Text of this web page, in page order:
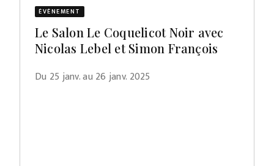
ÉVÈNEMENT
Le Salon Le Coquelicot Noir avec
Nicolas Lebel et Simon François
Du 25 janv. au 26 janv. 2025